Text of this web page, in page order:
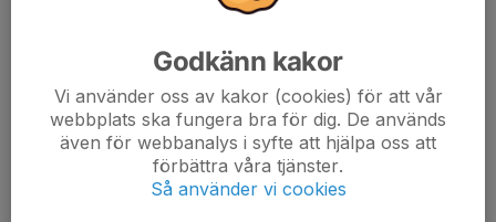
ytor mellan och bakom motståndare och tvingar fram löpningar
även upp individuell briljans många gånger. En fröjd att se de
spela. Många fina kombinationer i uppbyggnadsfasen och ren
magi vid flertalet av målen.
Godkänn kakor
Vi använder oss av kakor (cookies) för att vår
webbplats ska fungera bra för dig. De används
även för webbanalys i syfte att hjälpa oss att
förbättra våra tjänster.
Så använder vi cookies